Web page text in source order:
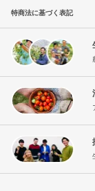
特商法に基づく表記